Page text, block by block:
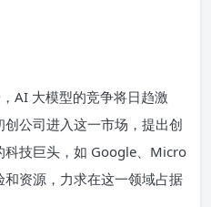
AI 大模型的竞争将日趋激
公司进入这一市场，提出创
科技巨头，如 Google、Micro
资源，力求在这一领域占据